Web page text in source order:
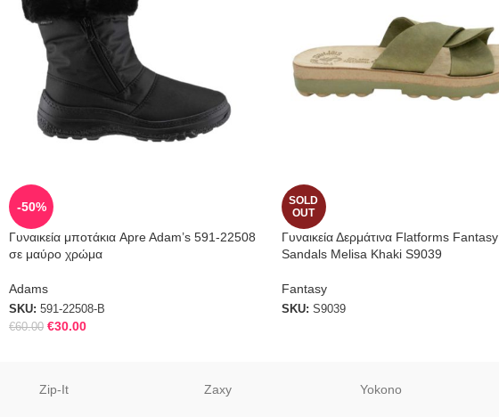
-50%
Γυναικεία μποτάκια Apre Adam’s 591-22508
σε μαύρο χρώμα
Adams
SKU: 591-22508-B
€60.00 €30.00
SOLD
OUT
Γυναικεία Δερμάτινα Flatforms Fantasy
Sandals Melisa Khaki S9039
Fantasy
SKU: S9039
Zip-It Zaxy Yokono